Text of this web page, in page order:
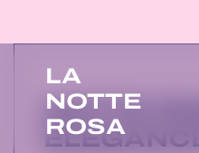
LA
NOTTE
ROSA
NOTTE